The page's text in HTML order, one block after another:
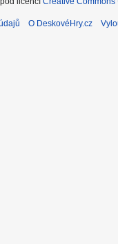
O DeskovéHry.cz